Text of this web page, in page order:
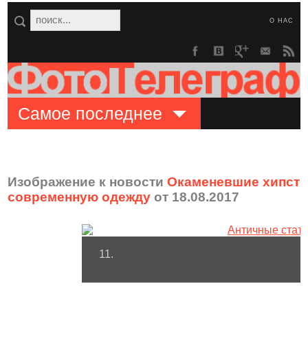
О НАС
Самое последнее
Изображение к новостиОкаменевшие
современную одежду от 18.08.2017
11.